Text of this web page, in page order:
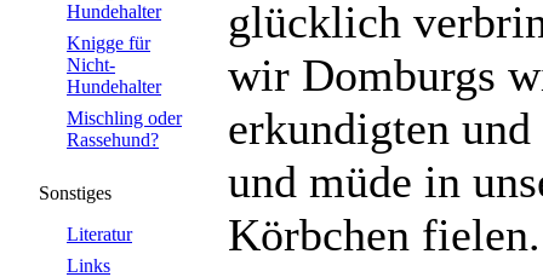
Hundehalter
Knigge für
Nicht-
Hundehalter
Mischling oder
Rassehund?
Sonstiges
Literatur
Links
glücklich
wir Domburgs
erkundigten
und müde in
Körbchen fielen.